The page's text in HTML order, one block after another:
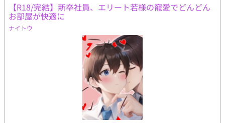
【R18/完結】新卒社員、エリート若様の寵愛でどんどん
お部屋が快適に
ナイトウ